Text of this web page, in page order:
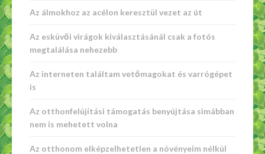
Az álmokhoz az acélon keresztül vezet az út
Az esküvői virágok kiválasztásánál csak a fotós
megtalálása nehezebb
Az interneten találtam vetőmagokat és varrógépet
is
Az otthonfelújítási támogatás benyújtása simábban
nem is mehetett volna
Az otthonom elképzelhetetlen a növényeim nélkül